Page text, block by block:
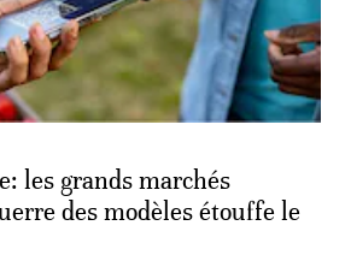
les grands marchés
des modèles étouffe le